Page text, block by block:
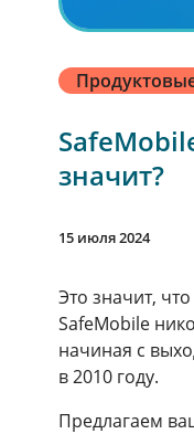
значит?
15 июля 2024
Это значит,
SafeMobile
начиная с
в 2010 году.
Предлагаем